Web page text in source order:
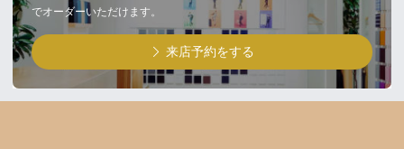
でオーダーいただけます。
来店予約をする